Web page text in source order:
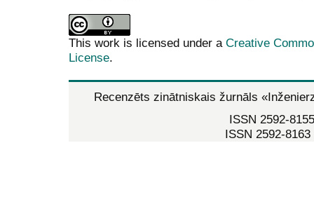
This work is licensed under a Creative
License.
Recenzēts zinātniskais žurnāls
ISSN 2592-
ISSN 2592-8163